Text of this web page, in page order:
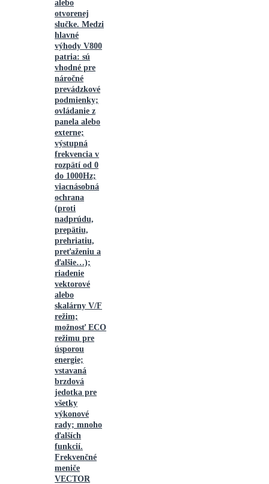
alebo
otvorenej
slučke. Medzi
hlavné
výhody V800
patria: sú
vhodné pre
náročné
prevádzkové
podmienky;
ovládanie z
panela alebo
externe;
výstupná
frekvencia v
rozpätí od 0
do 1000Hz;
viacnásobná
ochrana
(proti
nadprúdu,
prepätiu,
prehriatiu,
preťaženiu a
ďalšie…);
riadenie
vektorové
alebo
skalárny V/F
režim;
možnosť ECO
režimu pre
úsporou
energie;
vstavaná
brzdová
jedotka pre
všetky
výkonové
rady; mnoho
ďalších
funkcií.
Frekvenčné
meniče
VECTOR